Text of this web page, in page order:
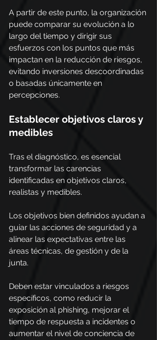
A partir de este punto, la organización
puede comparar su evolución a lo
largo del tiempo y dirigir sus
esfuerzos con los puntos que más
impactan en la reducción de riesgos,
evitando inversiones descoordinadas
o basadas únicamente en
percepciones.
Establecer objetivos claros y
medibles
Tras el diagnóstico, es esencial
transformar las carencias
identificadas en objetivos claros,
realistas y medibles.
Los objetivos bien definidos ayudan a
guiar las acciones de seguridad y a
alinear las expectativas entre las
áreas técnicas, de gestión y de la
junta.
Deben estar vinculados a riesgos
específicos, como reducir la
exposición al phishing, mejorar el
tiempo de respuesta a incidentes o
aumentar el nivel de conciencia de